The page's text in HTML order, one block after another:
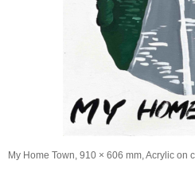
My Home Town, 910 × 606 mm, Acrylic